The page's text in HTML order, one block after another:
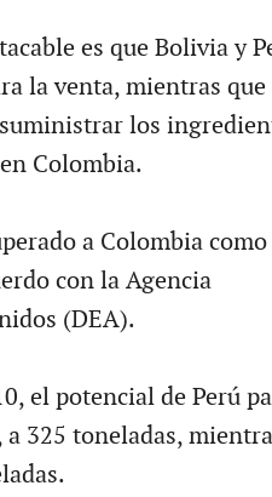
es que Bolivia y
la venta, mientras que
los
Colombia.
a Colombia
con la Agencia
(DEA).
el potencial de Perú
325 toneladas,